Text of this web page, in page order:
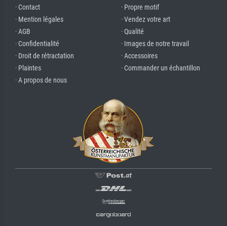
· Contact
· Mention légales
· AGB
· Confidentialité
· Droit de rétractation
· Plaintes
· A propos de nous
· Propre motif
· Vendez votre art
· Qualité
· Images de notre travail
· Accessoires
· Commander un échantillon